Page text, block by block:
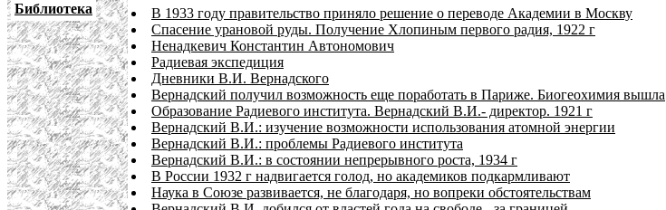
Библиотека
В 1933 году правительство приняло решение о переводе Академии в Москву
Спасение урановой руды. Получение Хлопиным первого радия, 1922 г
Ненадкевич Константин Автономович
Радиевая экспедиция
Дневники В.И. Вернадского
Вернадский получил возможность еще поработать в Париже. Биогеохимия вышла
Образование Радиевого института. Вернадский В.И.- директор. 1921 г
Вернадский В.И.: изучение возможности использования атомной энергии
Вернадский В.И.: проблемы Радиевого института
Вернадский В.И.: в состоянии непрерывного роста, 1934 г
В России 1932 г надвигается голод, но академиков подкармливают
Наука в Союзе развивается, не благодаря, но вопреки обстоятельствам